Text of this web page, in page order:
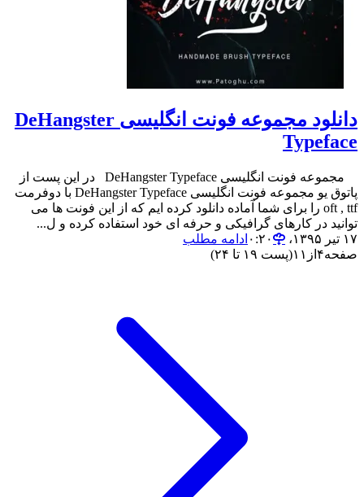
دانلود مجموعه فونت انگلیسی DeHangster
Typeface
مجموعه فونت انگلیسی DeHangster Typeface در این پست از
پاتوق یو مجموعه فونت انگلیسی DeHangster Typeface با دوفرمت
oft , ttf را برای شما آماده دانلود کرده ایم که از این فونت ها می
توانید در کارهای گرافیکی و حرفه ای خود استفاده کرده و ل...
۱۷ تیر ۱۳۹۵،‏ ۰:۲۰
ادامه مطلب
صفحه۴ از ۱۱(پست ۱۹ تا ۲۴)